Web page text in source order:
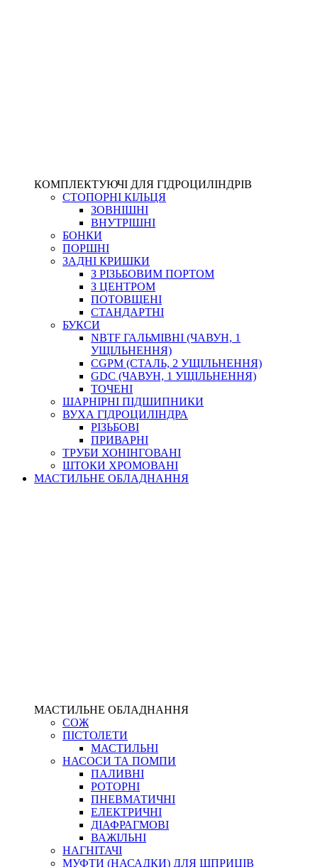
КОМПЛЕКТУЮЧІ ДЛЯ ГІДРОЦИЛІНДРІВ
СТОПОРНІ КІЛЬЦЯ
ЗОВНІШНІ
ВНУТРІШНІ
БОНКИ
ПОРШНІ
ЗАДНІ КРИШКИ
З РІЗЬБОВИМ ПОРТОМ
З ЦЕНТРОМ
ПОТОВЩЕНІ
СТАНДАРТНІ
БУКСИ
NBTF ГАЛЬМІВНІ (ЧАВУН, 1
УЩІЛЬНЕННЯ)
CGPM (СТАЛЬ, 2 УЩІЛЬНЕННЯ)
GDC (ЧАВУН, 1 УЩІЛЬНЕННЯ)
ТОЧЕНІ
ШАРНІРНІ ПІДШИПНИКИ
ВУХА ГІДРОЦИЛІНДРА
РІЗЬБОВІ
ПРИВАРНІ
ТРУБИ ХОНІНГОВАНІ
ШТОКИ ХРОМОВАНІ
МАСТИЛЬНЕ ОБЛАДНАННЯ
МАСТИЛЬНЕ ОБЛАДНАННЯ
СОЖ
ПІСТОЛЕТИ
МАСТИЛЬНІ
НАСОСИ ТА ПОМПИ
ПАЛИВНІ
РОТОРНІ
ПНЕВМАТИЧНІ
ЕЛЕКТРИЧНІ
ДІАФРАГМОВІ
ВАЖІЛЬНІ
НАГНІТАЧІ
МУФТИ (НАСАДКИ) ДЛЯ ШПРИЦІВ